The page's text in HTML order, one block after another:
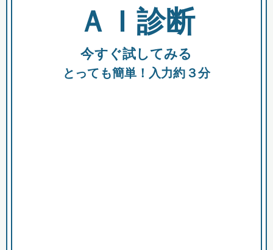
全国の検索結果を含めて表示
助成金 融資 出資
ＡＩ診断
今すぐ試してみる
とっても簡単！入力約３分